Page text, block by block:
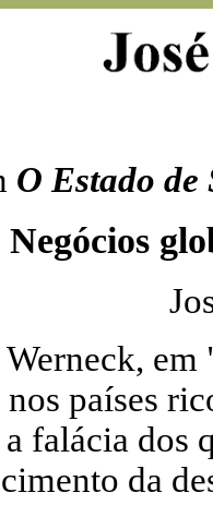
O Estado de
Negócios
países
falácia dos
da